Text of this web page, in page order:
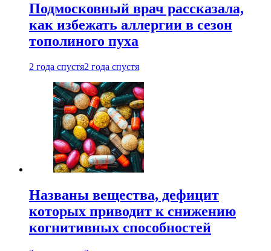
Подмосковный врач рассказала,
как избежать аллергии в сезон
тополиного пуха
2 года спустя2 года спустя
Названы вещества, дефицит
которых приводит к снижению
когнитивных способностей